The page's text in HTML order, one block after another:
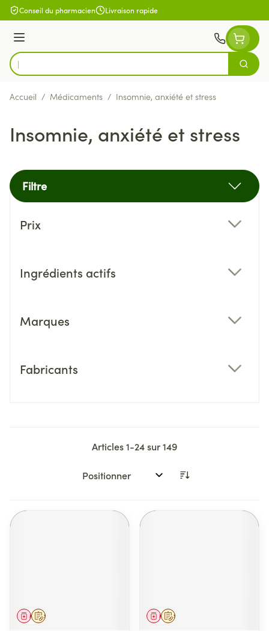
Aller au contenu
Conseil du pharmacien Livraison rapide
Menu
Rechercher
Accueil / Médicaments / Insomnie, anxiété et stress
Insomnie, anxiété et stress
Filtre
Prix
Ingrédients actifs
Marques
Fabricants
Articles1-24sur149
Trier par:
Sur prescription
Médicament Sur prescription
Médicament